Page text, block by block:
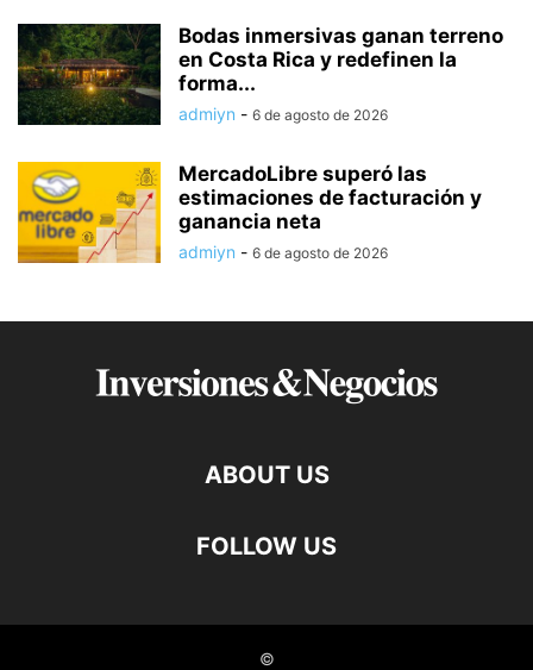
Bodas inmersivas ganan terreno
en Costa Rica y redefinen la
forma...
admiyn - 6 de agosto de 2026
MercadoLibre superó las
estimaciones de facturación y
ganancia neta
admiyn - 6 de agosto de 2026
ABOUT US
FOLLOW US
©